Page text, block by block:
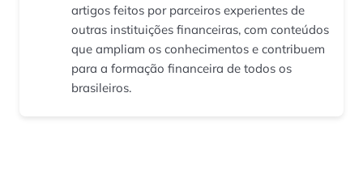
artigos feitos por parceiros experientes de
outras instituições financeiras, com conteúdos
que ampliam os conhecimentos e contribuem
para a formação financeira de todos os
brasileiros.